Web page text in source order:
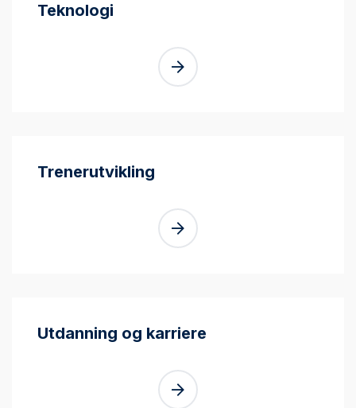
Teknologi
Trenerutvikling
Utdanning og karriere